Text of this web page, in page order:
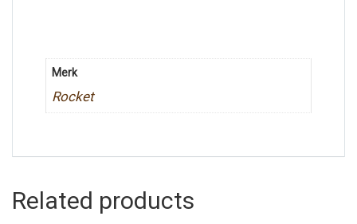
Merk
Rocket
Related products